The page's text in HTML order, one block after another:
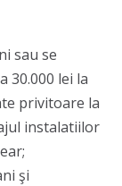
sau se
30.000 lei la
privitoare la
instalatiilor
şi